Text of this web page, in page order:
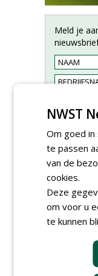
Meld je
NWST
Om goed
te passen
van de
cookies.
Deze
om voor u
te kunnen